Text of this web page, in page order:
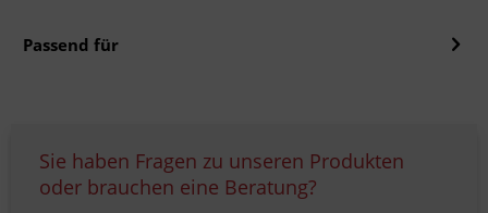
Passend für
Sie haben Fragen zu unseren Produkten
oder brauchen eine Beratung?